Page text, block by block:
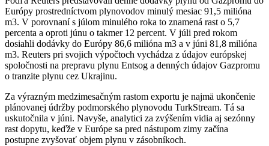
Európy prostredníctvom plynovodov minulý mesiac 91,5 milióna
m3. V porovnaní s júlom minulého roka to znamená rast o 5,7
percenta a oproti júnu o takmer 12 percent. V júli pred rokom
dosiahli dodávky do Európy 86,6 milióna m3 a v júni 81,8 milióna
m3. Reuters pri svojich výpočtoch vychádza z údajov európskej
spoločnosti na prepravu plynu Entsog a denných údajov Gazpromu
o tranzite plynu cez Ukrajinu.
Za výrazným medzimesačným rastom exportu je najmä ukončenie
plánovanej údržby podmorského plynovodu TurkStream. Tá sa
uskutočnila v júni. Navyše, analytici za zvýšením vidia aj sezónny
rast dopytu, keďže v Európe sa pred nástupom zimy začína
postupne zvyšovať objem plynu v zásobníkoch.